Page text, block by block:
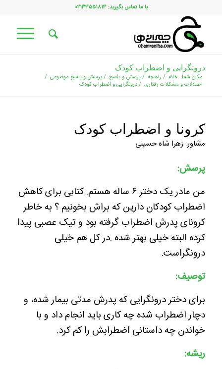
با ما تماس بگیرید: ۰۲۱۳۳۵۵۱۸۱۳
درونگرایی و اضطراب کودک
مکان شما: خانه / راهچه /پرسش و پاسخ /پرسش و پاسخ موضوعی /
اختلالات و مشکلات رفتاری /درونگرایی و اضطراب کودک
کرونا و اضطراب کودک
مشاور: زهرا شاه حسینی
پرسش:
من مادر یک دختر ۶ ساله هستم. کتابی برای کاهش
اضطراب کودکان دارین که براش بخونیم ؟ به خاطر
کرونای پدرش اضطراب گرفته بود و تیک عصبی پیدا
کرده البته خیلی بهتر شده .در کل هم خیلی
درونگراست.
توصیف:
برای دختر درونگرایی که پدرش مدتی بیمار شده، و
دچار اضطراب شده چه کاری باید انجام داد و با
خواندن چه داستانی اضطرابش را کم کرد.
ریشه: